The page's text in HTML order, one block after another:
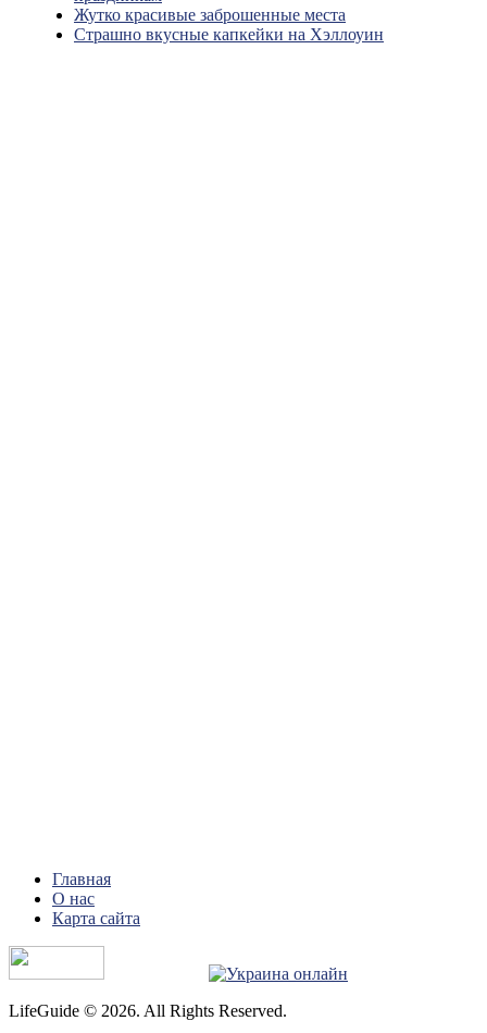
Жутко красивые заброшенные места
Страшно вкусные капкейки на Хэллоуин
Главная
О нас
Карта сайта
LifeGuide © 2026. All Rights Reserved.